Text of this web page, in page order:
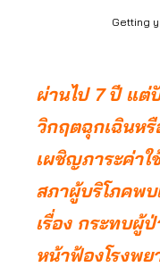
Getting
ผ่านไป 7 ปี แต่
วิกฤตฉุกเฉินหรื
เผชิญภาระค่า
สภาผู้บริโภคพบ
เรื่อง กระทบผู้
หน้าฟ้องโรงพย